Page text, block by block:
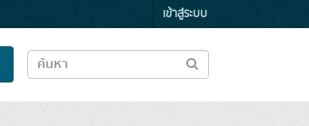
เข้าสู่ระบบ